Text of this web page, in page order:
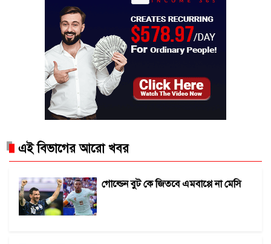
এই বিভাগের আরো খবর
গোল্ডেন বুট কে জিতবে এমবাপ্পে না মেসি